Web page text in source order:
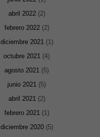
abril 2022(2)
febrero 2022(2)
diciembre 2021(1)
octubre 2021 (4)
agosto 2021 (5)
junio 2021 (5)
abril 2021(2)
febrero 2021(1)
diciembre 2020(5)